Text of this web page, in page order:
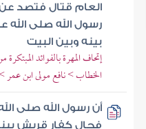
العام قتال فتصد
رسول الله صلى
بينه وبين البيت
إتحاف المهرة بالفوائد
الخطاب > نافع مولى ابن عمر
أن رسول الله صلى
فحال كفار قريش